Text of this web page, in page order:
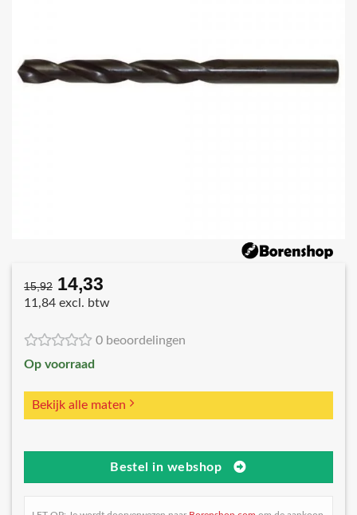
15,92 Oorspronkelijke
prijs
€15,92.
14,33
prijs
€14,33.
11,84 excl. btw
0 beoordelingen
Op voorraad
Bekijk alle maten
Bestel in webshop